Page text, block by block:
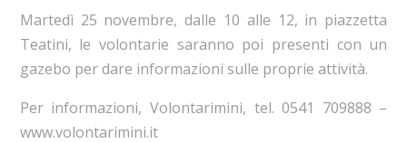
Martedì 25 novembre, dalle 10 alle 12, in piazzetta
Teatini, le volontarie saranno poi presenti con un
gazebo per dare informazioni sulle proprie attività.
Per informazioni, Volontarimini, tel. 0541 709888 –
www.volontarimini.it